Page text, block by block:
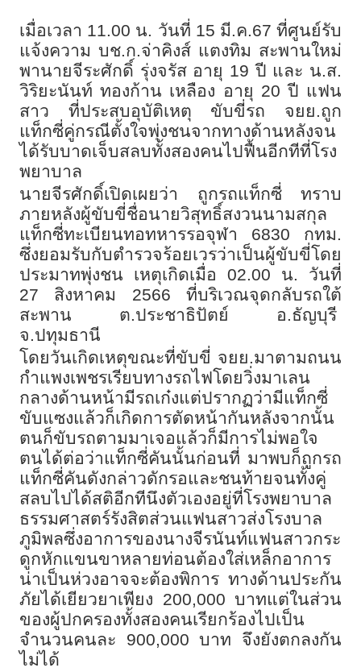
เมื่อเวลา 11.00 น. วันที่ 15 มี.ค.67 ที่ศูนย์รับ
แจ้งความ บช.ก.จ่าคิงส์ แตงทิม สะพานใหม่
พานายจีระศักดิ์ รุ่งจรัส อายุ 19 ปี และ น.ส.
วิริยะนันท์ ทองก้าน เหลือง อายุ 20 ปี แฟน
สาว ที่ประสบอุบัติเหตุ ขับขี่รถ จยย.ถูก
แท็กซี่คู่กรณีตั้งใจพุ่งชนจากทางด้านหลังจน
ได้รับบาดเจ็บสลบทั้งสองคนไปฟื้นอีกทีที่โรง
พยาบาล
นายจีรศักดิ์เปิดเผยว่า ถูกรถแท็กซี่ ทราบ
ภายหลังผู้ขับขี่ชื่อนายวิสุทธิ์สงวนนามสกุล
แท็กซี่ทะเบียนทอทหารรอจุฬา 6830 กทม.
ซึ่งยอมรับกับตำรวจร้อยเวรว่าเป็นผู้ขับขี่โดย
ประมาทพุ่งชน เหตุเกิดเมื่อ 02.00 น. วันที่
27 สิงหาคม 2566 ที่บริเวณจุดกลับรถใต้
สะพาน ต.ประชาธิปัตย์ อ.ธัญบุรี
จ.ปทุมธานี
โดยวันเกิดเหตุขณะที่ขับขี่ จยย.มาตามถนน
กำแพงเพชรเรียบทางรถไฟโดยวิ่งมาเลน
กลางด้านหน้ามีรถเก๋งแต่ปรากฏว่ามีแท็กซี่
ขับแซงแล้วก็เกิดการตัดหน้ากันหลังจากนั้น
ตนก็ขับรถตามมาเจอแล้วก็มีการไม่พอใจ
ตนได้ต่อว่าแท็กซี่คันนั้นก่อนที่ มาพบก็ถูกรถ
แท็กซี่คันดังกล่าวดักรอและชนท้ายจนทั้งคู่
สลบไปได้สติอีกทีนึงตัวเองอยู่ที่โรงพยาบาล
ธรรมศาสตร์รังสิตส่วนแฟนสาวส่งโรงบาล
ภูมิพลซึ่งอาการของนางจีรนันท์แฟนสาวกระ
ดูกหักแขนขาหลายท่อนต้องใส่เหล็กอาการ
น่าเป็นห่วงอาจจะต้องพิการ ทางด้านประกัน
ภัยได้เยียวยาเพียง 200,000 บาทแต่ในส่วน
ของผู้ปกครองทั้งสองคนเรียกร้องไปเป็น
จำนวนคนละ 900,000 บาท จึงยังตกลงกัน
ไม่ได้